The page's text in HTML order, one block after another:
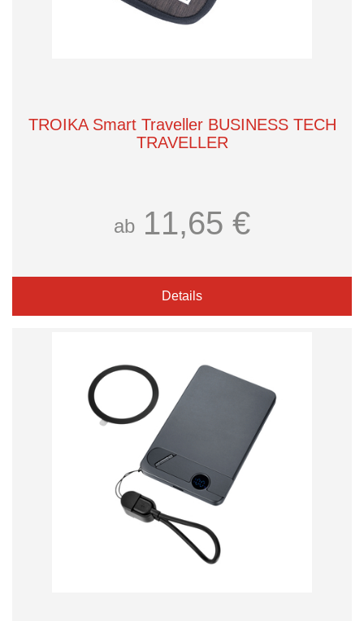
TROIKA Smart Traveller BUSINESS TECH
TRAVELLER
ab 11,65 €
Details